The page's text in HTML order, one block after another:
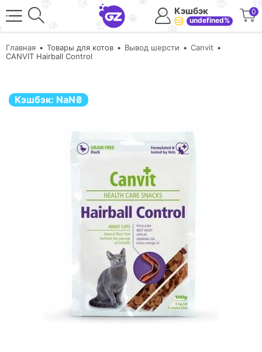
Кэшбэк
undefined%
0
Главная Товары для котов Вывод шерсти
Canvit
CANVIT Hairball Control
Кэшбэк: NaN₴